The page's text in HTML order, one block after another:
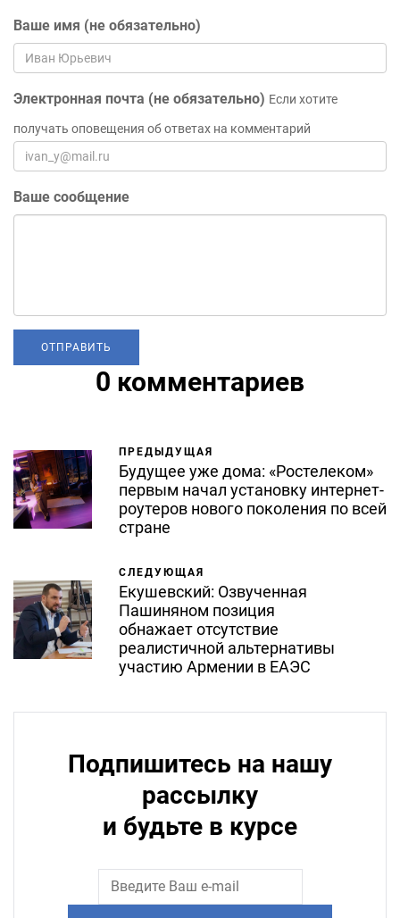
Ваше имя (не обязательно)
Электронная почта (не обязательно) Если хотите
получать оповещения об ответах на комментарий
Ваше сообщение
0 комментариев
ПРЕДЫДУЩАЯ
Будущее уже дома: «Ростелеком»
первым начал установку интернет-
роутеров нового поколения по всей
стране
СЛЕДУЮЩАЯ
Екушевский: Озвученная
Пашиняном позиция
обнажает отсутствие
реалистичной альтернативы
участию Армении в ЕАЭС
Подпишитесь на нашу
рассылку
и будьте в курсе